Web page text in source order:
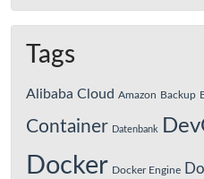
Tags
Alibaba Cloud Amazon Backup
Container Datenbank
Docker Docker Engine